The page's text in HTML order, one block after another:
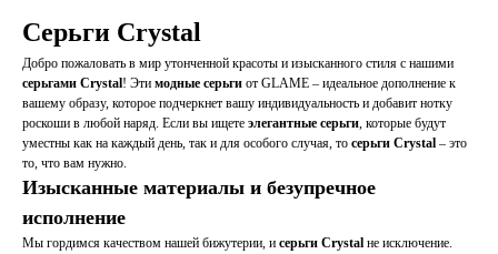
Серьги Crystal
Добро пожаловать в мир утонченной красоты и изысканного стиля с нашими
серьгами Crystal! Эти модные серьги от GLAME – идеальное дополнение к
вашему образу, которое подчеркнет вашу индивидуальность и добавит нотку
роскоши в любой наряд. Если вы ищете элегантные серьги, которые будут
уместны как на каждый день, так и для особого случая, то серьги Crystal – это
то, что вам нужно.
Изысканные материалы и безупречное
исполнение
Мы гордимся качеством нашей бижутерии, и серьги Crystal не исключение.